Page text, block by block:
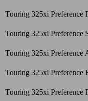
Touring 325xi Preference
Touring 325xi Preference
Touring 325xi Preference
Touring 325xi Preference
Touring 325xi Preference